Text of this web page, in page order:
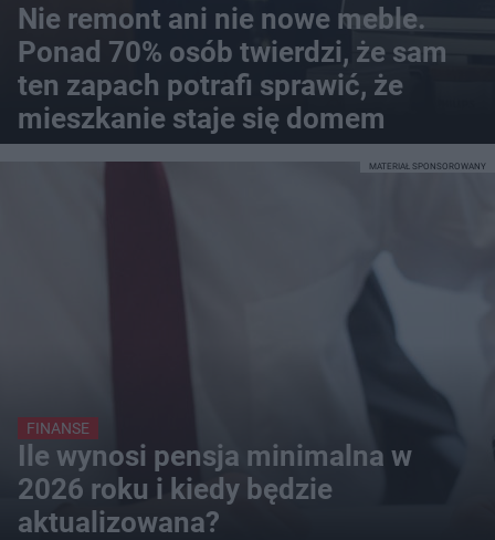
Nie remont ani nie nowe meble.
Ponad 70% osób twierdzi, że sam
ten zapach potrafi sprawić, że
mieszkanie staje się domem
FINANSE
Ile wynosi pensja minimalna w
2026 roku i kiedy będzie
aktualizowana?
MATERIAŁ SPONSOROWANY